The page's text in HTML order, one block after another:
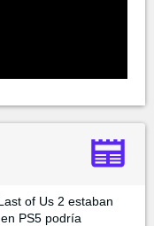
of Us 2 estaban
PS5 podría